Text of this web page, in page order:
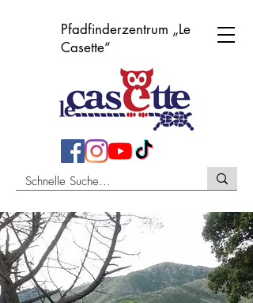
Pfadfinderzentrum „Le
Casette“